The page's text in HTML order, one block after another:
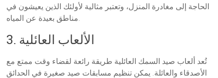
الحاجة إلى مغادرة المنزل، وتعتبر مثالية لأولئك الذين يعيشون في
مناطق بعيدة عن المياه.
3. الألعاب العائلية
تُعد ألعاب صيد السمك العائلية طريقة رائعة لقضاء وقت ممتع مع
الأصدقاء والعائلة. يمكن تنظيم مسابقات صيد صغيرة في الحدائق